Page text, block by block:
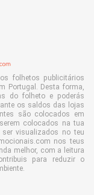
folhetos publicitários
Portugal. Desta forma,
do folheto e poderás
os saldos das lojas
são colocados em
colocados na tua
visualizados no teu
nos teus
melhor, com a leitura
para reduzir o